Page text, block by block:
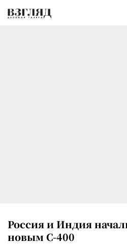
Россия и Индия
новым С-400